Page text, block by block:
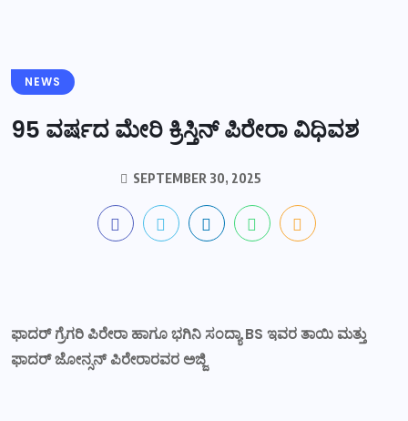
NEWS
95 ವರ್ಷದ ಮೇರಿ ಕ್ರಿಸ್ತಿನ್ ಪಿರೇರಾ ವಿಧಿವಶ
SEPTEMBER 30, 2025
ಫಾದರ್ ಗ್ರೆಗರಿ ಪಿರೇರಾ ಹಾಗೂ ಭಗಿನಿ ಸಂದ್ಯಾ BS ಇವರ ತಾಯಿ ಮತ್ತು
ಫಾದರ್ ಜೋನ್ಸನ್ ಪಿರೇರಾರವರ ಅಜ್ಜಿ